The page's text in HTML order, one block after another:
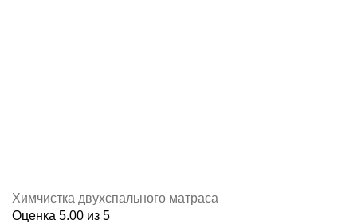
Химчистка двухспального матраса
Оценка 5.00 из 5